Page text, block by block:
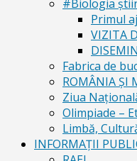
#Biologia
Primul
VIZITA
Fabrica de
ROMÂNIA ŞI
Ziua
Olimpiade –
Limbă,
INFORMAŢII